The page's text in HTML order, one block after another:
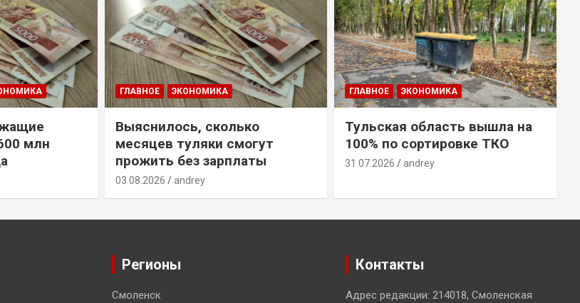
млн
ГЛАВНОЕ ЭКОНОМИКА
Выяснилось, сколько
месяцев туляки смогут
прожить без зарплаты
03.08.2026 andrey
ГЛАВНОЕ ЭКОНОМИКА
Тульская область вышла на
100% по сортировке ТКО
31.07.2026 andrey
Регионы
Смоленск
Контакты
Адрес редакции: 214018, Смоленская